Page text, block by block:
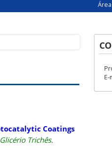
Coatings
Glicério Trichês.